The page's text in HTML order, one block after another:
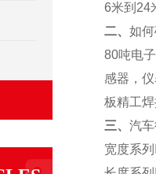
6米到 24
二、 如
80吨电子
感器，
板精工
三、 汽
宽度系